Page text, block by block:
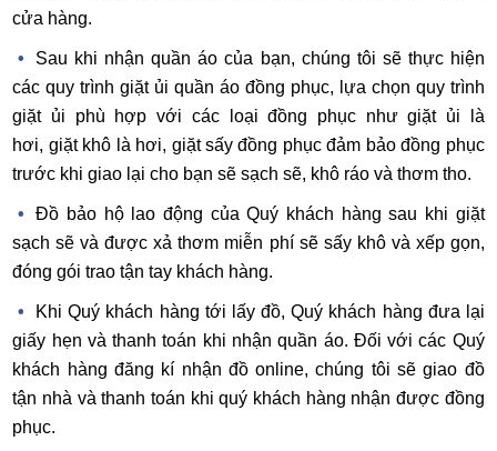
cửa hàng.
Sau khi nhận quần áo của bạn, chúng tôi sẽ thực hiện
các quy trình giặt ủi quần áo đồng phục, lựa chọn quy trình
giặt ủi phù hợp với các loại đồng phục như giặt ủi là
hơi, giặt khô là hơi, giặt sấy đồng phục đảm bảo đồng phục
trước khi giao lại cho bạn sẽ sạch sẽ, khô ráo và thơm tho.
Đồ bảo hộ lao động của Quý khách hàng sau khi giặt
sạch sẽ và được xả thơm miễn phí sẽ sấy khô và xếp gọn,
đóng gói trao tận tay khách hàng.
Khi Quý khách hàng tới lấy đồ, Quý khách hàng đưa lại
giấy hẹn và thanh toán khi nhận quần áo. Đối với các Quý
khách hàng đăng kí nhận đồ online, chúng tôi sẽ giao đồ
tận nhà và thanh toán khi quý khách hàng nhận được đồng
phục.